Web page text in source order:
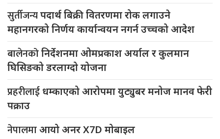
सुर्तीजन्यपदार्थ बिक्री वितरणमा रोक लगाउने
महानगरको निर्णय कार्यान्वयन नगर्न उच्चको आदेश
बालेनकोनिर्देशनमा ओमप्रकाश अर्याल र कुलमान
घिसिङको डरलाग्दो योजना
प्रहरीलाई धम्काएको आरोपमा युट्युबर मनोज मानव फेरी
पक्राउ
नेपालमाआयो अनर X7D मोबाइल